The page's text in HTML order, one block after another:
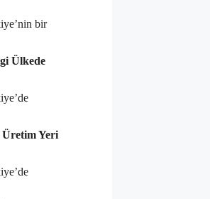
bir
Ülkede
Yeri